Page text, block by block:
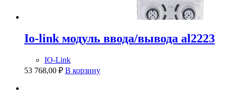
Io-link модуль ввода/вывода al2223
IO-Link
53 768,00 ₽ В корзину